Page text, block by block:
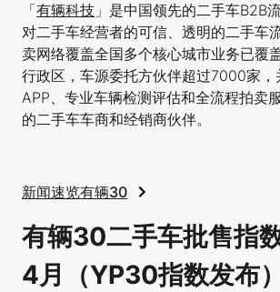
「有辆科技 」是中国领先的二手车B2B
对二手车经营者的可信、透明的二手车
卖网络覆盖全国多个核心城市业务已覆
行政区，车源委托方伙伴超过7000家，
APP、专业车辆检测评估和全流程拍卖
的二手车车商和经销商伙伴。
新闻速览有辆30
有辆30二手车批售指
4月（YP30指数发布）